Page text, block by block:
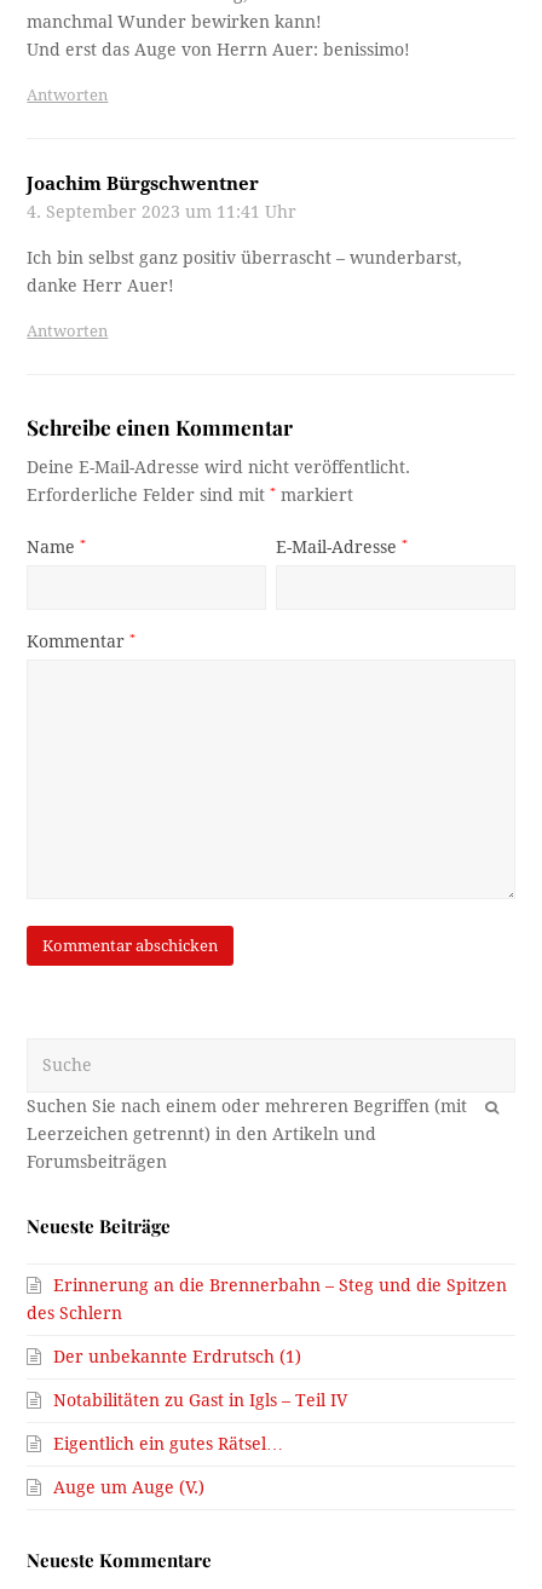
manchmal Wunder bewirken kann!
Und erst das Auge von Herrn Auer: benissimo!
Antworten
Joachim Bürgschwentner
4. September 2023 um 11:41 Uhr
Ich bin selbst ganz positiv überrascht – wunderbarst,
danke Herr Auer!
Antworten
Schreibe einen Kommentar
Deine E-Mail-Adresse wird nicht veröffentlicht.
Erforderliche Felder sind mit* markiert
Name* E-Mail-Adresse*
Kommentar*
OK
Neueste Beiträge
Erinnerung an die Brennerbahn – Steg und die Spitzen
des Schlern
Der unbekannte Erdrutsch (1)
Notabilitäten zu Gast in Igls – Teil IV
Eigentlich ein gutes Rätsel…
Auge um Auge (V.)
Neueste Kommentare